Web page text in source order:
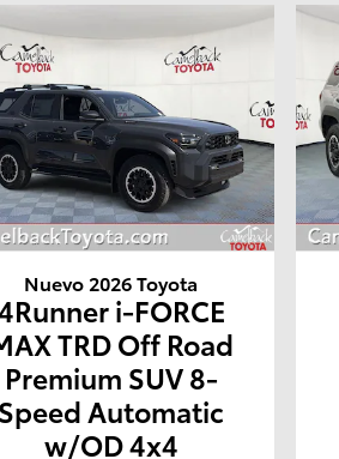
Nuevo 2026 Toyota
i-FORCE
TRD Off Road
Premium SUV 8-
Speed Automatic
w/OD 4x4